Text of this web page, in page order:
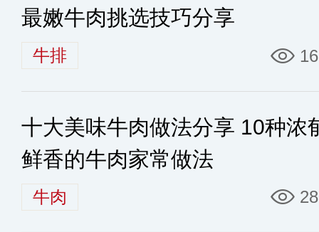
最嫩牛肉挑选技巧分享
牛排
十大美味牛肉做法分享 10种浓
鲜香的牛肉家常做法
牛肉